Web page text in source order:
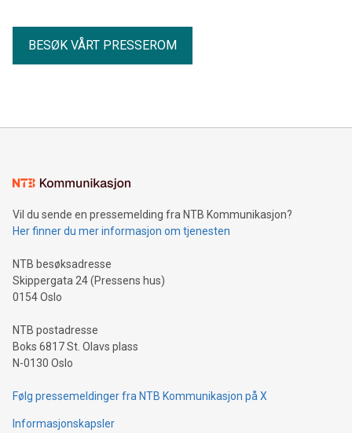
BESØK VÅRT PRESSEROM
Vil du sende en pressemelding fra NTB Kommunikasjon?
Her finner du mer informasjon om tjenesten
NTB besøksadresse
Skippergata 24 (Pressens hus)
0154 Oslo
NTB postadresse
Boks 6817 St. Olavs plass
N-0130 Oslo
Følg pressemeldinger fra NTB Kommunikasjon på X
Informasjonskapsler